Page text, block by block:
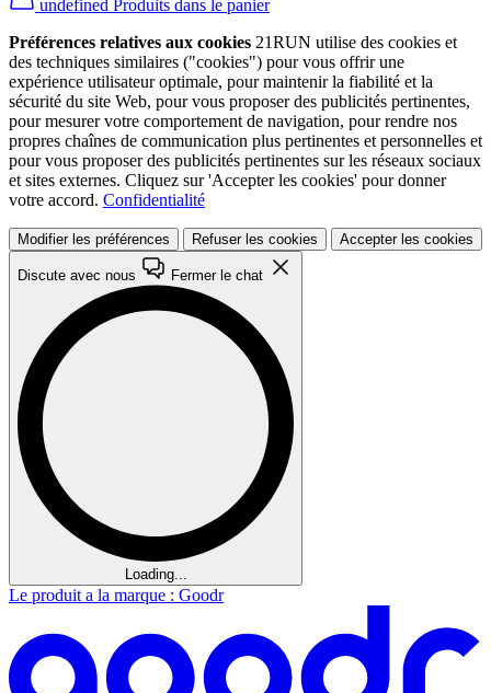
undefined Produits dans le panier
Préférences relatives aux cookies 21RUN utilise des cookies et
des techniques similaires ("cookies") pour vous offrir une
expérience utilisateur optimale, pour maintenir la fiabilité et la
sécurité du site Web, pour vous proposer des publicités pertinentes,
pour mesurer votre comportement de navigation, pour rendre nos
propres chaînes de communication plus pertinentes et personnelles et
pour vous proposer des publicités pertinentes sur les réseaux sociaux
et sites externes. Cliquez sur 'Accepter les cookies' pour donner
votre accord. Confidentialité
Modifier les préférences Refuser les cookies Accepter les cookies
Discute avec nous Fermer le chat
Loading...
Le produit a la marque : Goodr